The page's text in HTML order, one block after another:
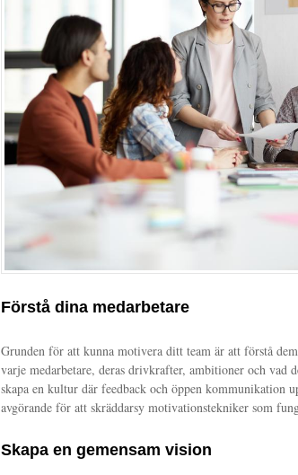
Förstå dina medarbetare
Grunden för att kunna motivera ditt team är att förstå
varje medarbetare, deras drivkrafter, ambitioner och vad
skapa en kultur där feedback och öppen kommunikation
avgörande för att skräddarsy motivationstekniker som
Skapa en gemensam vision